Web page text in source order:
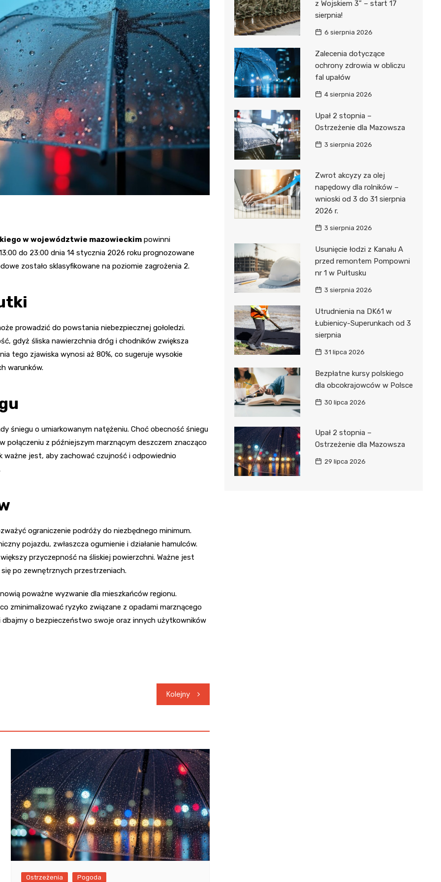
w województwie mazowieckim powinni
do 23:00 dnia 14 stycznia 2026 roku prognozowane
zostało sklasyfikowane na poziomie zagrożenia 2.
prowadzić do powstania niebezpiecznej gołoledzi.
gdyż śliska nawierzchnia dróg i chodników zwiększa
tego zjawiska wynosi aż 80%, co sugeruje wysokie
warunków.
śniegu o umiarkowanym natężeniu. Choć obecność śniegu
z późniejszym marznącym deszczem znacząco
jest, aby zachować czujność i odpowiednio
ograniczenie podróży do niezbędnego minimum.
pojazdu, zwłaszcza ogumienie i działanie hamulców.
przyczepność na śliskiej powierzchni. Ważne jest
po zewnętrznych przestrzeniach.
poważne wyzwanie dla mieszkańców regionu.
zminimalizować ryzyko związane z opadami marznącego
o bezpieczeństwo swoje oraz innych użytkowników
Kolejny
Ostrzeżenia Pogoda
z Wojskiem 3” – start 17
sierpnia!
6 sierpnia 2026
Zalecenia dotyczące
ochrony zdrowia w obliczu
fal upałów
4 sierpnia 2026
Upał 2 stopnia –
Ostrzeżenie dla Mazowsza
3 sierpnia 2026
Zwrot akcyzy za olej
napędowy dla rolników –
wnioski od 3 do 31 sierpnia
2026 r.
3 sierpnia 2026
Usunięcie łodzi z Kanału A
przed remontem Pompowni
nr 1 w Pułtusku
3 sierpnia 2026
Utrudnienia na DK61 w
Łubienicy-Superunkach od 3
sierpnia
31 lipca 2026
Bezpłatne kursy polskiego
dla obcokrajowców w Polsce
30 lipca 2026
Upał 2 stopnia –
Ostrzeżenie dla Mazowsza
29 lipca 2026